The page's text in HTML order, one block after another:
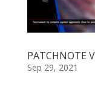
PATCHNOTE
Sep 29, 2021